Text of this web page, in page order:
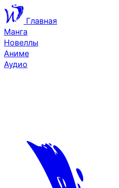
Главная
Манга
Новеллы
Аниме
Аудио